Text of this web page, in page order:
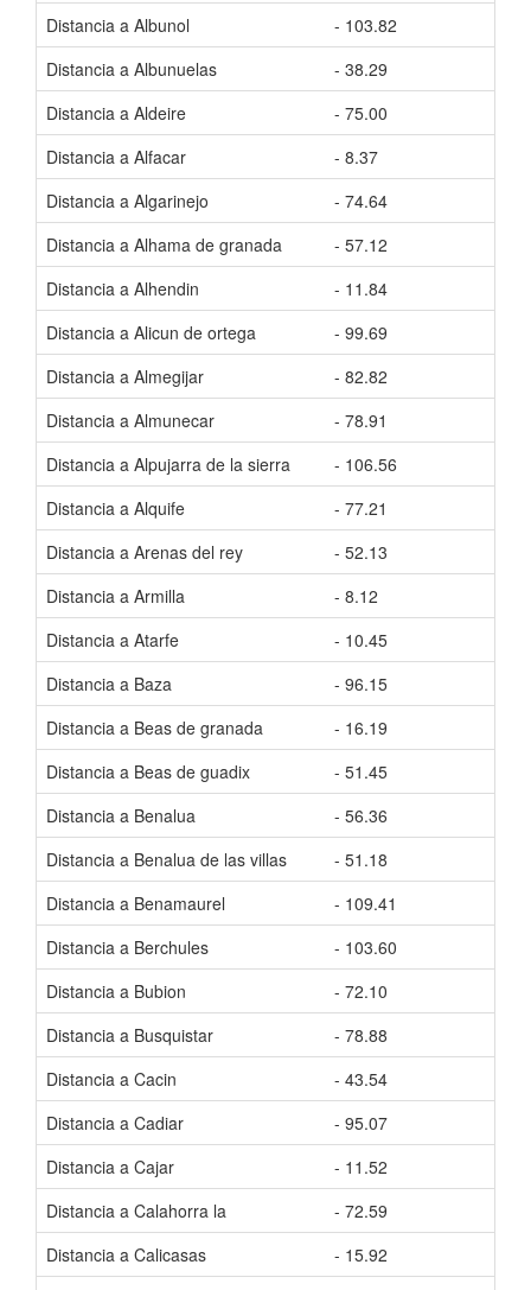
Distancia a Albunol
- 103.82
Distancia a Albunuelas
- 38.29
Distancia a Aldeire
- 75.00
Distancia a Alfacar
- 8.37
Distancia a Algarinejo
- 74.64
Distancia a Alhama de granada
- 57.12
Distancia a Alhendin
- 11.84
Distancia a Alicun de ortega
- 99.69
Distancia a Almegijar
- 82.82
Distancia a Almunecar
- 78.91
Distancia a Alpujarra de la sierra
- 106.56
Distancia a Alquife
- 77.21
Distancia a Arenas del rey
- 52.13
Distancia a Armilla
- 8.12
Distancia a Atarfe
- 10.45
Distancia a Baza
- 96.15
Distancia a Beas de granada
- 16.19
Distancia a Beas de guadix
- 51.45
Distancia a Benalua
- 56.36
Distancia a Benalua de las villas
- 51.18
Distancia a Benamaurel
- 109.41
Distancia a Berchules
- 103.60
Distancia a Bubion
- 72.10
Distancia a Busquistar
- 78.88
Distancia a Cacin
- 43.54
Distancia a Cadiar
- 95.07
Distancia a Cajar
- 11.52
Distancia a Calahorra la
- 72.59
Distancia a Calicasas
- 15.92